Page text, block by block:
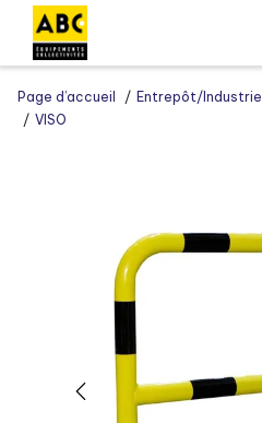
Page d’accueil Entrepôt/Industrie
VISO
Panneau de gestion des cookies